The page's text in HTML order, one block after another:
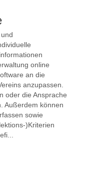
online
an die
anzupassen.
oder die Ansprache
Außerdem können
sowie
)Kriterien